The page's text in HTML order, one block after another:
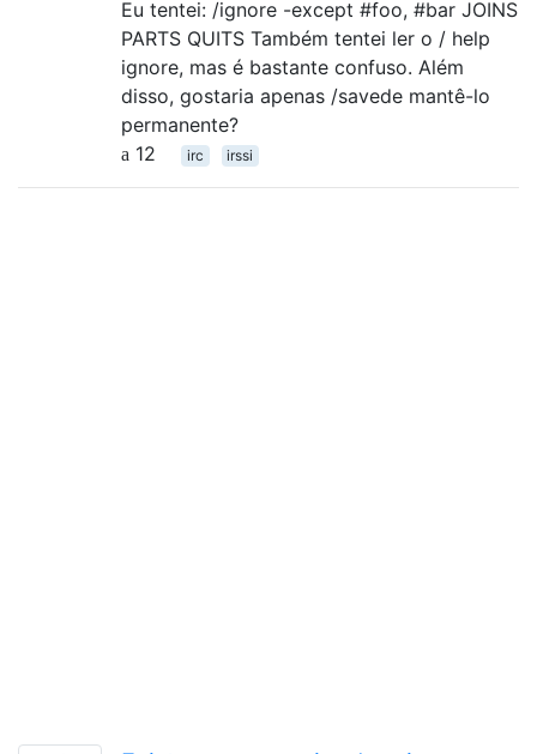
Eu tentei: /ignore -except #foo, #bar JOINS
PARTS QUITS Também tentei ler o / help
ignore, mas é bastante confuso. Além
disso, gostaria apenas /savede mantê-lo
permanente?
12
irc irssi